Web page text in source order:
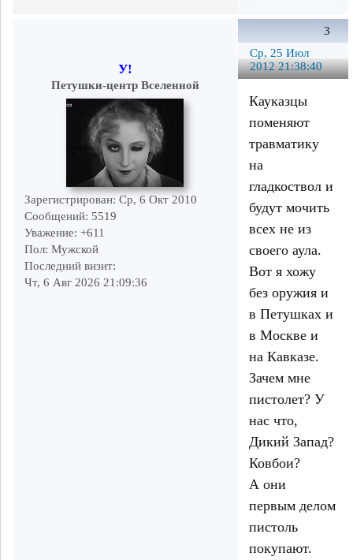
3
Ср, 25 Июл
2012 21:38:40
У!
Петушки-центр Вселенной
Зарегистрирован: Ср, 6 Окт 2010
Сообщений: 5519
Уважение: +611
Пол: Мужской
Последний визит:
Чт, 6 Авг 2026 21:09:36
Кауказцы
поменяют
травматику
на
гладкоствол и
будут мочить
всех не из
своего аула.
Вот я хожу
без оружия и
в Петушках и
в Москве и
на Кавказе.
Зачем мне
пистолет? У
нас что,
Дикий Запад?
Ковбои?
А они
первым делом
пистоль
покупают.